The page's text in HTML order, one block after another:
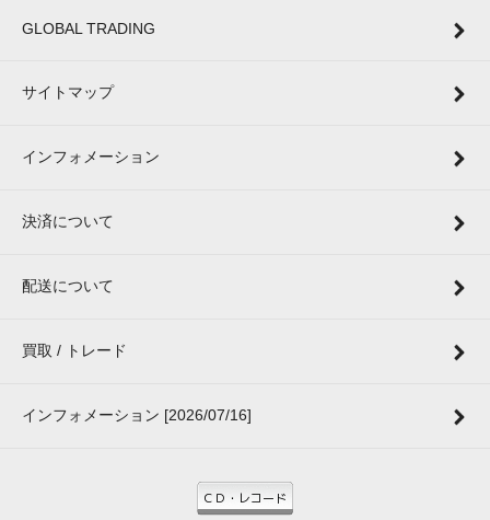
GLOBAL TRADING
サイトマップ
インフォメーション
決済について
配送について
買取 / トレード
インフォメーション [2026/07/16]